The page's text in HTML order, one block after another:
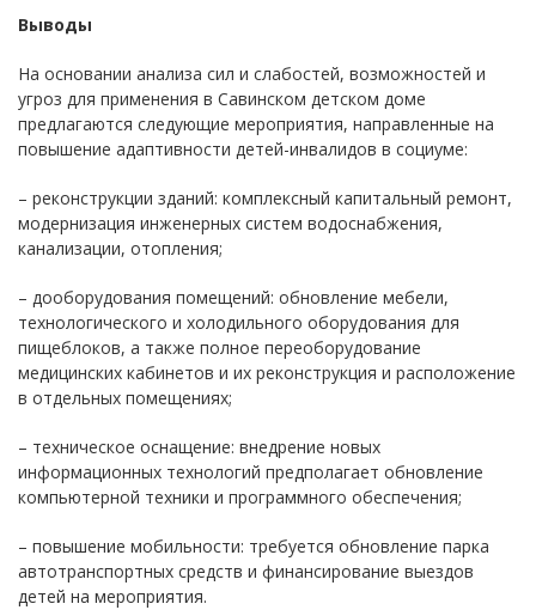
Выводы
На основании анализа сил и слабостей, возможностей и
угроз для применения в Савинском детском доме
предлагаются следующие мероприятия, направленные на
повышение адаптивности детей-инвалидов в социуме:
– реконструкции зданий: комплексный капитальный ремонт,
модернизация инженерных систем водоснабжения,
канализации, отопления;
– дооборудования помещений: обновление мебели,
технологического и холодильного оборудования для
пищеблоков, а также полное переоборудование
медицинских кабинетов и их реконструкция и расположение
в отдельных помещениях;
– техническое оснащение: внедрение новых
информационных технологий предполагает обновление
компьютерной техники и программного обеспечения;
– повышение мобильности: требуется обновление парка
автотранспортных средств и финансирование выездов
детей на мероприятия.